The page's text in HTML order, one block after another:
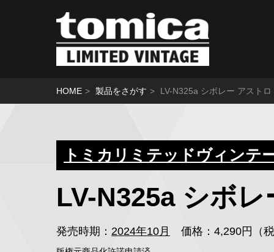
HOME 製品をさがす LV-N325a シボレー アスト
トミカリミテッドヴィンテ
LV-N325a シボ
発売時期： 2024年10月 価格：4,290円（